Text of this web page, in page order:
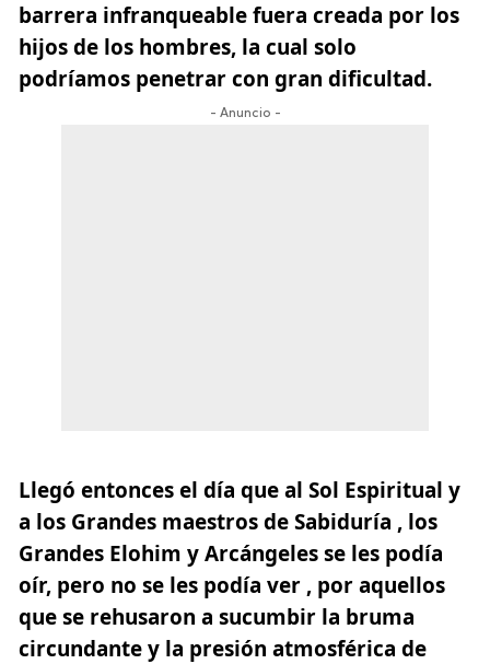
barrera infranqueable fuera creada por los
hijos de los hombres, la cual solo
podríamos penetrar con gran dificultad.
- Anuncio -
Llegó entonces el día que al Sol Espiritual y
a los Grandes maestros de Sabiduría , los
Grandes Elohim y Arcángeles se les podía
oír, pero no se les podía ver , por aquellos
que se rehusaron a sucumbir la bruma
circundante y la presión atmosférica de